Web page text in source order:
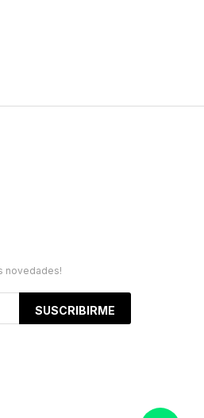
novedades!
SUSCRIBIRME